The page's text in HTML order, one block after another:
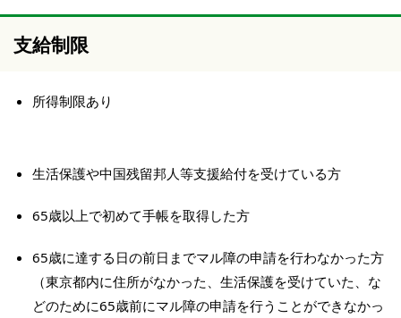
支給制限
所得制限あり
生活保護や中国残留邦人等支援給付を受けている方
65歳以上で初めて手帳を取得した方
65歳に達する日の前日までマル障の申請を行わなかった方
（東京都内に住所がなかった、生活保護を受けていた、な
どのために65歳前にマル障の申請を行うことができなかっ